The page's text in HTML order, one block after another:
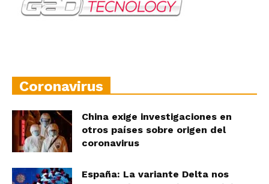
Coronavirus
China exige investigaciones en
otros países sobre origen del
coronavirus
España: La variante Delta nos